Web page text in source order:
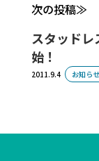
次の投稿
スタッドレ
始！
2011.9.4 お知らせ